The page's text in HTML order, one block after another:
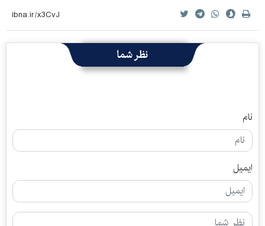
نظر شما
نام
ایمیل